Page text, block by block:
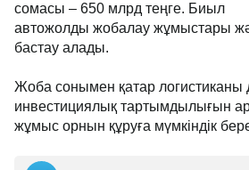
сомасы – 650 млрд теңге. Биыл
автожолды жобалау жұмыстары
бастау алады.
Жоба сонымен қатар логистиканы
инвестициялық тартымдылығын
жұмыс орнын құруға мүмкіндік